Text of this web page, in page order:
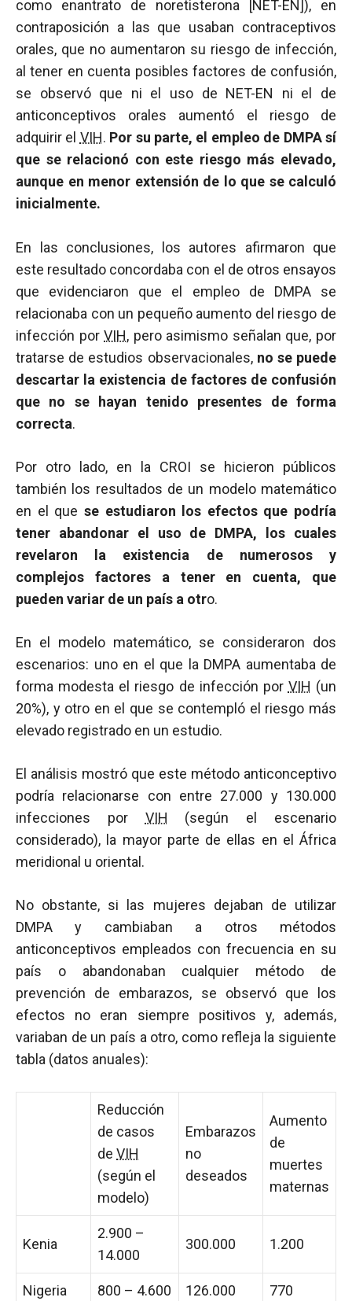
como enantrato de noretisterona [NET-EN]), en
contraposición a las que usaban contraceptivos
orales, que no aumentaron su riesgo de infección,
al tener en cuenta posibles factores de confusión,
se observó que ni el uso de NET-EN ni el de
anticonceptivos orales aumentó el riesgo de
adquirir el VIH. Por su parte, el empleo de DMPA sí
que se relacionó con este riesgo más elevado,
aunque en menor extensión de lo que se calculó
inicialmente.
En las conclusiones, los autores afirmaron que
este resultado concordaba con el de otros ensayos
que evidenciaron que el empleo de DMPA se
relacionaba con un pequeño aumento del riesgo de
infección porVIH, pero asimismo señalan que, por
tratarse de estudios observacionales, no se puede
descartar la existencia de factores de confusión
que no se hayan tenido presentes de forma
correcta.
Por otro lado, en la CROI se hicieron públicos
también los resultados de un modelo matemático
en el que se estudiaron los efectos que podría
tener abandonar el uso de DMPA, los cuales
revelaron la existencia de numerosos y
complejos factores a tener en cuenta, que
pueden variar de un país a otro.
En el modelo matemático, se consideraron dos
escenarios: uno en el que la DMPA aumentaba de
forma modesta el riesgo de infección por VIH (un
20%), y otro en el que se contempló el riesgo más
elevado registrado en un estudio.
El análisis mostró que este método anticonceptivo
podría relacionarse con entre 27.000 y 130.000
infecciones por VIH (según el escenario
considerado), la mayor parte de ellas en el África
meridional u oriental.
No obstante, si las mujeres dejaban de utilizar
DMPA y cambiaban a otros métodos
anticonceptivos empleados con frecuencia en su
país o abandonaban cualquier método de
prevención de embarazos, se observó que los
efectos no eran siempre positivos y, además,
variaban de un país a otro, como refleja la siguiente
tabla (datos anuales):
Reducción
de casos
de VIH
(según el
modelo)
Embarazos
no
deseados
Aumento
de
muertes
maternas
Kenia
2.900 –
14.000
300.000 1.200
Nigeria 800 – 4.600 126.000 770